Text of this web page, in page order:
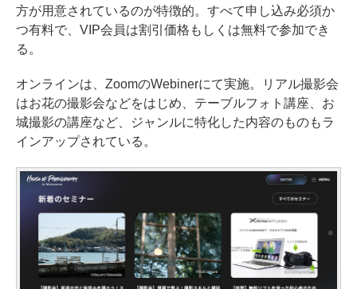
方が用意されているのが特徴的。すべて申し込み必須か
つ有料で、VIP会員は割引価格もしくは無料で参加でき
る。
オンラインは、ZoomのWebinerにて実施。リアル撮影会
はお花の撮影会などをはじめ、テーブルフォト講座、お
城撮影の講座など、ジャンルに特化した内容のものもラ
インアップされている。